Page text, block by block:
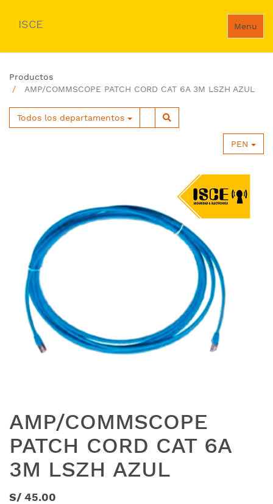
Menu
ISCE
Productos
AMP/COMMSCOPE PATCH CORD CAT 6A 3M LSZH AZUL
Todos los departamentos
PEN
AMP/COMMSCOPE
PATCH CORD CAT 6A
3M LSZH AZUL
S/ 45.00